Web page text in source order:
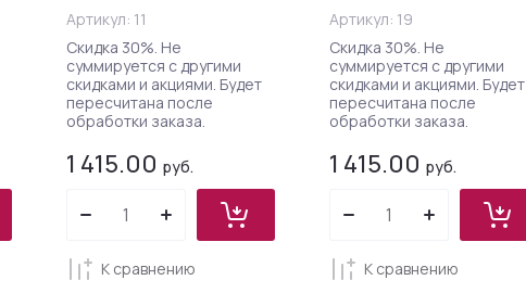
Артикул: 11
Скидка 30%. Не
суммируется с другими
скидками и акциями. Будет
пересчитана после
обработки заказа.
1 415.00 руб.
К сравнению
Артикул: 19
Скидка 30%. Не
суммируется с другими
скидками и акциями. Будет
пересчитана после
обработки заказа.
1 415.00 руб.
К сравнению